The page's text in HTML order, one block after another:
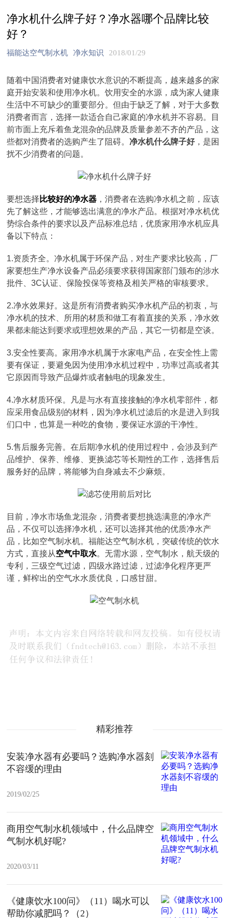
净水机什么牌子好？净水器哪个品牌比较
好？
福能达空气制水机 净水知识 2018/01/29
随着中国消费者对健康饮水意识的不断提高，越来越多的家
庭开始安装和使用净水机。饮用安全的水源，成为家人健康
生活中不可缺少的重要部分。但由于缺乏了解，对于大多数
消费者而言，选择一款适合自己家庭的净水机并不容易。目
前市面上充斥着鱼龙混杂的品牌及质量参差不齐的产品，这
些都对消费者的选购产生了阻碍。净水机什么牌子好，是困
扰不少消费者的问题。
要想选择 比较好的净水器 ，消费者在选购净水机之前，应该
先了解这些，才能够选出满意的净水产品。根据对净水机优
势综合条件的要求以及产品标准总结，优质家用净水机应具
备以下特点：
1.资质齐全。净水机属于环保产品，对生产要求比较高，厂
家要想生产净水设备产品必须要求获得国家部门颁布的涉水
批件、3C认证、保险投保等资格及相关严格的审核要求。
2.净水效果好。这是所有消费者购买净水机产品的初衷，与
净水机的技术、所用的材质和做工有着直接的关系，净水效
果都未能达到要求或理想效果的产品，其它一切都是空谈。
3.安全性要高。家用净水机属于水家电产品，在安全性上需
要有保证，要避免因为使用净水机过程中，功率过高或者其
它原因而导致产品爆炸或者触电的现象发生。
4.净水材质环保。凡是与水有直接接触的净水机零部件，都
应采用食品级别的材料，因为净水机过滤后的水是进入到我
们口中，也算是一种吃的食物，要保证水源的干净性。
5.售后服务完善。在后期净水机的使用过程中，会涉及到产
品维护、保养、维修、更换滤芯等长期性的工作，选择售后
服务好的品牌，将能够为自身减去不少麻烦。
目前，净水市场鱼龙混杂，消费者要想挑选满意的净水产
品，不仅可以选择净水机，还可以选择其他的优质净水产
品，比如空气制水机。福能达空气制水机，突破传统的饮水
方式，直接从空气中取水。无需水源，空气制水，航天级的
专利，三级空气过滤，四级水路过滤，过滤净化程序更严
谨，鲜榨出的空气水水质优良，口感甘甜。
精彩推荐
安装净水器有必要吗？选购净水器刻
不容缓的理由
2019/02/25
商用空气制水机领域中，什么品牌空
气制水机好呢?
2020/03/11
《健康饮水100问》（11）喝水可以
帮助你减肥吗？（2）